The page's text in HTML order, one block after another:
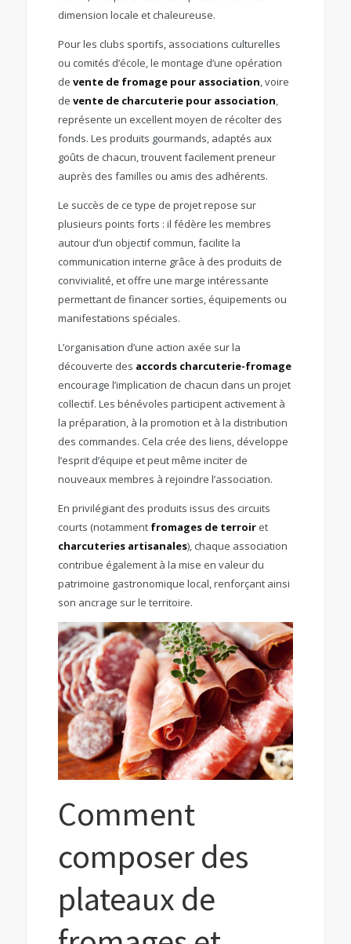
dimension locale et chaleureuse.
Pour les clubs sportifs, associations culturelles
ou comités d’école, le montage d’une opération
de vente de fromage pour association, voire
de vente de charcuterie pour association,
représente un excellent moyen de récolter des
fonds. Les produits gourmands, adaptés aux
goûts de chacun, trouvent facilement preneur
auprès des familles ou amis des adhérents.
Le succès de ce type de projet repose sur
plusieurs points forts : il fédère les membres
autour d’un objectif commun, facilite la
communication interne grâce à des produits de
convivialité, et offre une marge intéressante
permettant de financer sorties, équipements ou
manifestations spéciales.
L’organisation d’une action axée sur la
découverte des accords charcuterie-fromage
encourage l’implication de chacun dans un projet
collectif. Les bénévoles participent activement à
la préparation, à la promotion et à la distribution
des commandes. Cela crée des liens, développe
l’esprit d’équipe et peut même inciter de
nouveaux membres à rejoindre l’association.
En privilégiant des produits issus des circuits
courts (notamment fromages de terroiret
charcuteries artisanales), chaque association
contribue également à la mise en valeur du
patrimoine gastronomique local, renforçant ainsi
son ancrage sur le territoire.
Comment
composer des
plateaux de